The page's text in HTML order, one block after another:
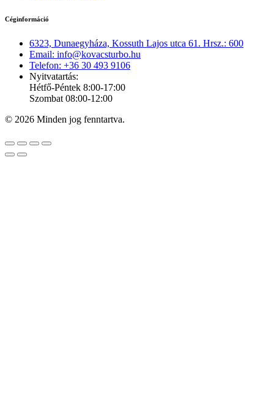
Céginformáció
6323, Dunaegyháza, Kossuth Lajos utca 61. Hrsz.: 600
Email: info@kovacsturbo.hu
Telefon: +36 30 493 9106
Nyitvatartás:
Hétfő-Péntek 8:00-17:00
Szombat 08:00-12:00
© 2026 Minden jog fenntartva.